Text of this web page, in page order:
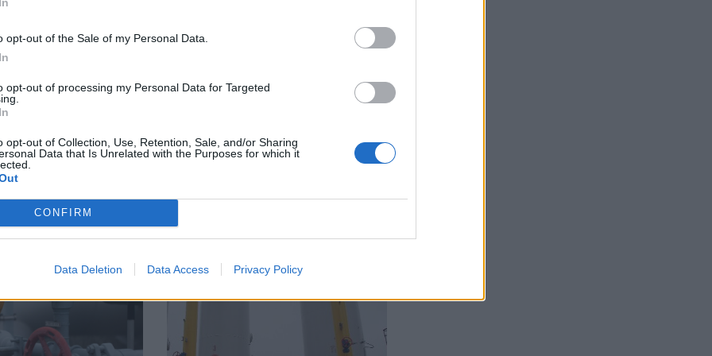
opt-out of the Sale of my Personal Data.
opt-out of processing my Personal Data for Targeted
opt-out of Collection, Use, Retention, Sale, and/or Sharing
Data that Is Unrelated with the Purposes for which it
CONFIRM
Data Deletion Data Access Privacy Policy
facebook
в: